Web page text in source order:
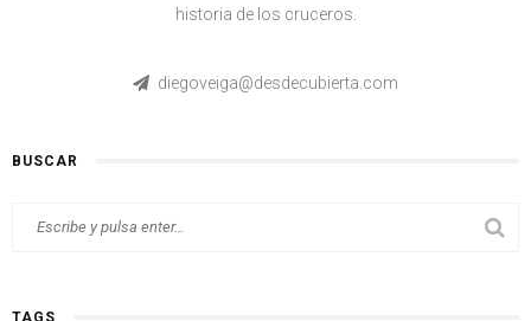
historia de los cruceros.
diegoveiga@desdecubierta.com
BUSCAR
TAGS